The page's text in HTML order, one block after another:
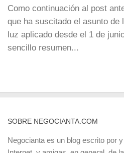
Como continuación al post
que ha suscitado el asunto de
luz aplicado desde el 1 de
sencillo resumen...
SOBRE NEGOCIANTA.COM
Negocianta es un blog escrito por